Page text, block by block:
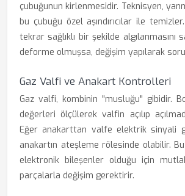
çubuğunun kirlenmesidir. Teknisyen,
bu çubuğu özel aşındırıcılar ile
tekrar sağlıklı bir şekilde algılanmasını
deforme olmuşsa, değişim yapılarak
Gaz Valfi ve Anakart Kontrolleri
Gaz valfi, kombinin "musluğu" gibidir.
değerleri ölçülerek valfin açılıp
Eğer anakarttan valfe elektrik sinyali
anakartın ateşleme rölesinde olabilir.
elektronik bileşenler olduğu için
parçalarla değişim gerektirir.